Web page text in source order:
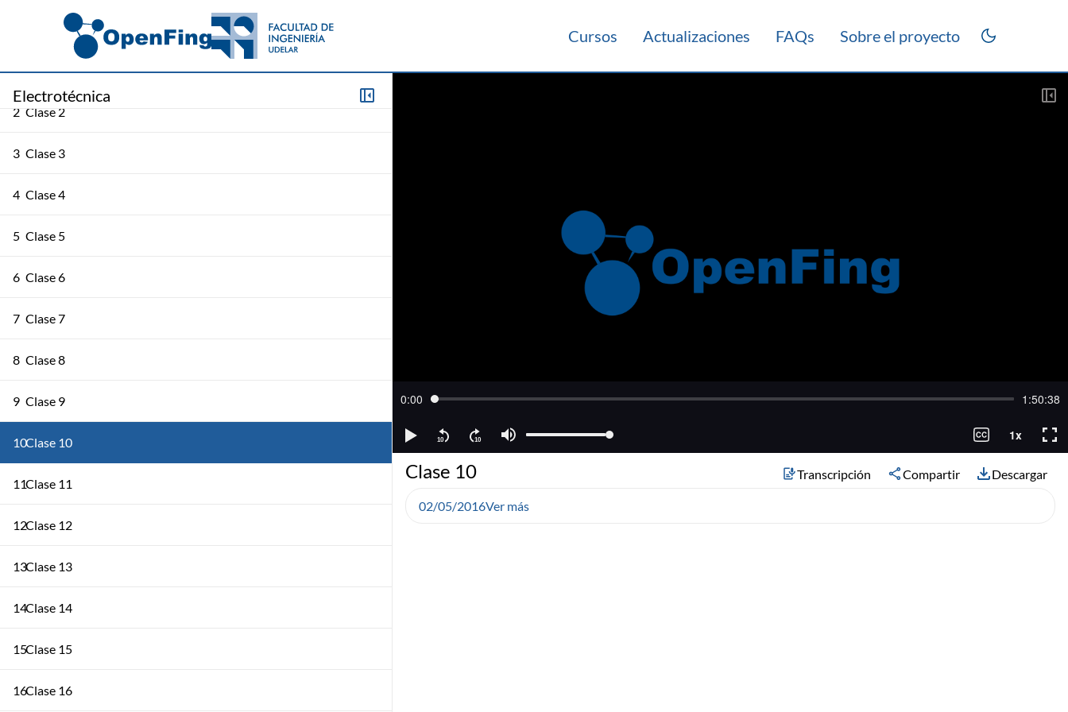
Cursos Actualizaciones FAQs Sobre el proyecto
Electrotécnica
1 Clase 1
2 Clase 2
3 Clase 3
4 Clase 4
5 Clase 5
6 Clase 6
7 Clase 7
8 Clase 8
9 Clase 9
10Clase 10
11Clase 11
12Clase 12
13Clase 13
14Clase 14
15Clase 15
16Clase 16
Clase 10 Transcripción Compartir Descargar
02/05/2016Ver más